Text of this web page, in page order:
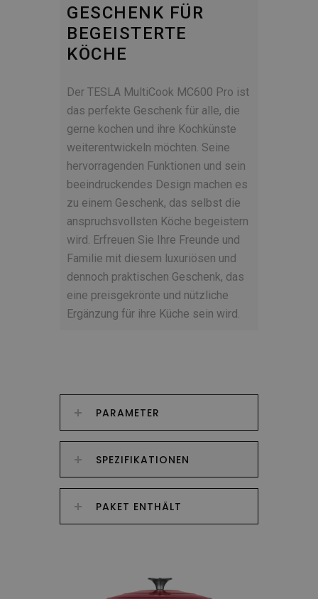
GESCHENK FÜR
BEGEISTERTE
KÖCHE
Der TESLA MultiCook MC600 Pro ist
das perfekte Geschenk für alle, die
gerne kochen und ihre Kochkünste
weiterentwickeln möchten. Seine
hervorragenden Funktionen und sein
beeindruckendes Design machen es
zu einem Geschenk, das selbst die
anspruchsvollsten Köche begeistern
wird. Erfreuen Sie Ihre Freunde und
Familie mit diesem luxuriösen und
dennoch praktischen Geschenk, das
eine preisgekrönte und nützliche
Ergänzung für ihre Küche sein wird.
PARAMETER
SPEZIFIKATIONEN
PAKET ENTHÄLT